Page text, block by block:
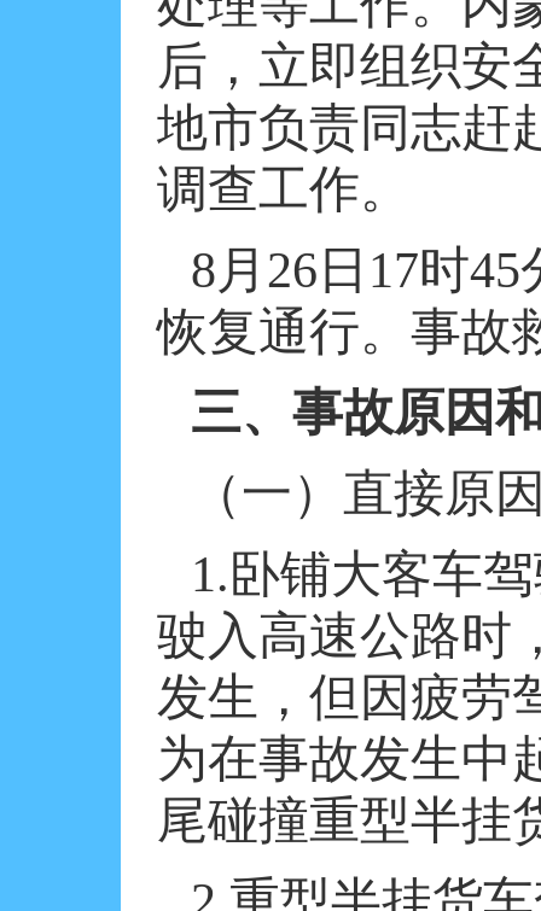
后，立即组织安
地市负责同志赶
调查工作。
8月 26 日 17时45
恢复通行。事故
三、事故原因
（一）直接原
1.卧铺大客车
驶入高速公路时
发生，但因疲劳
为在事故发生中
尾碰撞重型半挂